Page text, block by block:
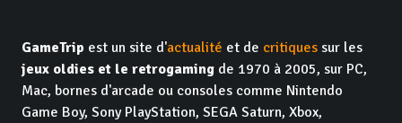
GameTrip est un site d'actualité et de critiques sur les
jeux oldies et le retrogaming de 1970 à 2005, sur PC,
Mac, bornes d'arcade ou consoles comme Nintendo
Game Boy, Sony PlayStation, SEGA Saturn, Xbox,